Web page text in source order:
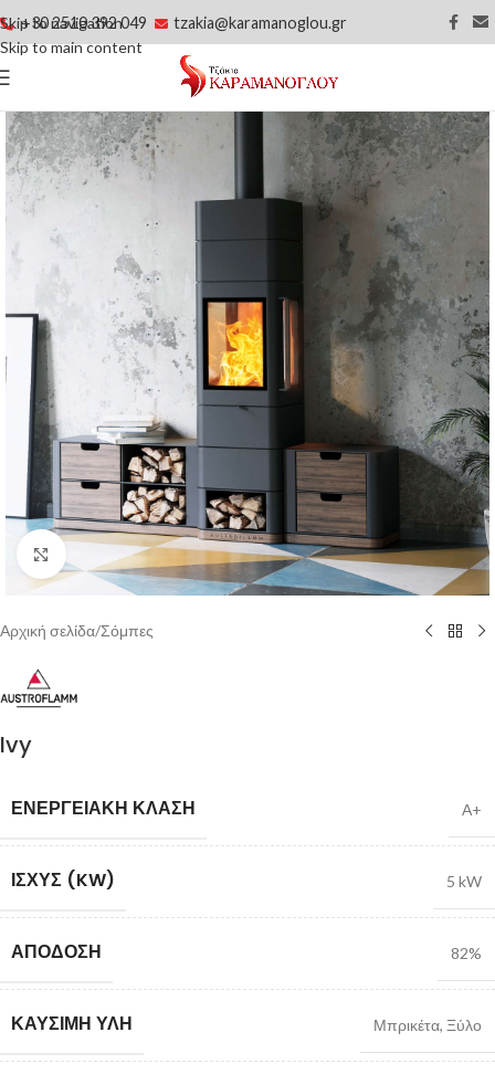
Skip to navigation
Skip to main content
+30 2510 392 049 tzakia@karamanoglou.gr
Click to enlarge
Αρχική σελίδα/Σόμπες
Ivy
ΕΝΕΡΓΕΙΑΚΉ ΚΛΆΣΗ Α+
ΙΣΧΎΣ (KW) 5 kW
ΑΠΌΔΟΣΗ 82%
ΚΑΎΣΙΜΗ ΎΛΗ Μπρικέτα, Ξύλο